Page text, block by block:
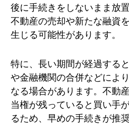
後に手続きをしないまま放
不動産の売却や新たな融資
生じる可能性があります。
特に、長い期間が経過する
や金融機関の合併などによ
なる場合があります。不動
当権が残っていると買い手
るため、早めの手続きが推